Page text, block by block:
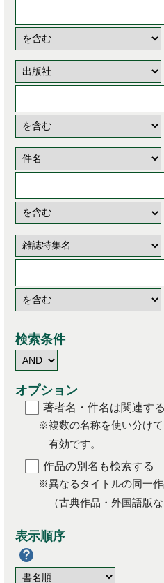
検索条件
オプション
著者名・件名は関連す
※複数の名称を使い分け
有効です。
作品の別名も検索する
※異なるタイトルの同一
（古典作品・外国語版な
表示順序